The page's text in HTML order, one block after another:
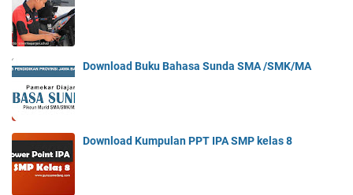
Download Buku Bahasa Sunda SMA /SMK/MA
Download Kumpulan PPT IPA SMP kelas 8